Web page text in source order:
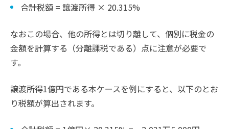
合計税額 = 譲渡所得 × 20.315%
なおこの場合、他の所得とは切り離して、個別に税金の
金額を計算する（分離課税である）点に注意が必要で
す。
譲渡所得1億円である本ケースを例にすると、以下のとお
り税額が算出されます。